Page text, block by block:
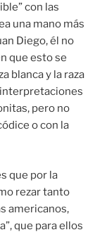
con las
una mano más
Diego, él no
que esto se
blanca y la raza
interpretaciones
pero no
o con la
que por la
rezar tanto
americanos,
que para ellos